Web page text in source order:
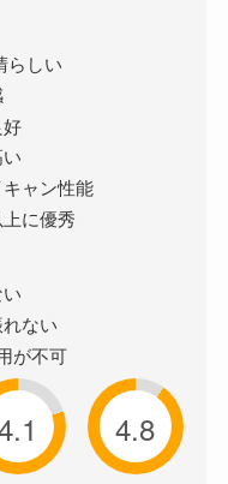
らしい
ャン性能
に優秀
ない
が不可
4.8